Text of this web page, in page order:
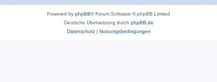
Powered by phpBB® Forum Software © phpBB Limited
Deutsche Übersetzung durch phpBB.de
Datenschutz| Nutzungsbedingungen